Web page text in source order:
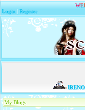
WE
Login |Register
My Blogs